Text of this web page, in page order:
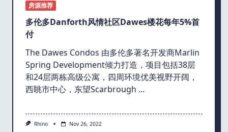
房源推荐
多伦多Danforth风情社区Dawes楼花每年5%首
付
The Dawes Condos 由多伦多著名开发商Marlin
Spring Development倾力打造，项目包括38层
和24层两栋高级公寓，四周环境优美视野开阔，
西眺市中心，东望Scarbrough ...
Rhino Nov 26, 2022